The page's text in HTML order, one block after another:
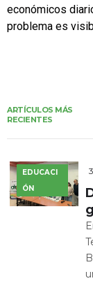
económicos
problema es
ARTÍCULOS MÁS
RECIENTES
EDUCACI
ÓN